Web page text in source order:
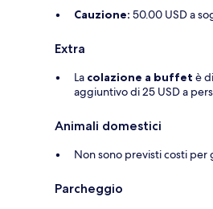
Cauzione: 50.00 USD a
Extra
La colazione a buffet è
aggiuntivo di 25 USD a
Animali domestici
Non sono previsti costi per
Parcheggio